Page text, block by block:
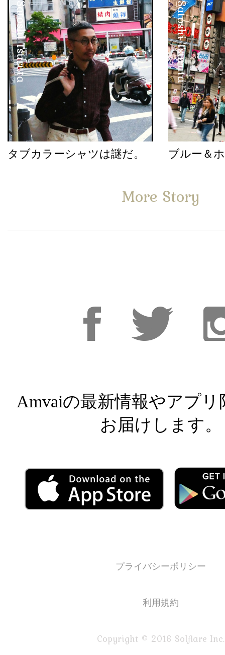
Satoshi Tsuruta
タブカラーシャツは謎だ。
Satoshi Tsuruta
ブルー＆
More Story
Amvaiの最新情報やアプリ
お届けします。
プライバシーポリシー
利用規約
Copyright © 2016 Solflare Inc.